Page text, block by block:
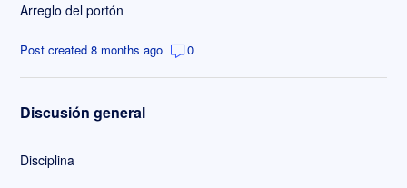
Arreglo del portón
Post created 8 months ago 0
Discusión general
Disciplina